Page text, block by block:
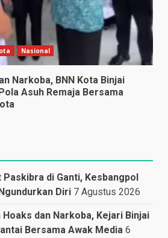
Nasional
Narkoba, BNN Kota Binjai
Asuh Remaja Bersama
di Ganti, Kesbangpol
Diri 7 Agustus 2026
dan Narkoba, Kejari Binjai
Bersama Awak Media 6